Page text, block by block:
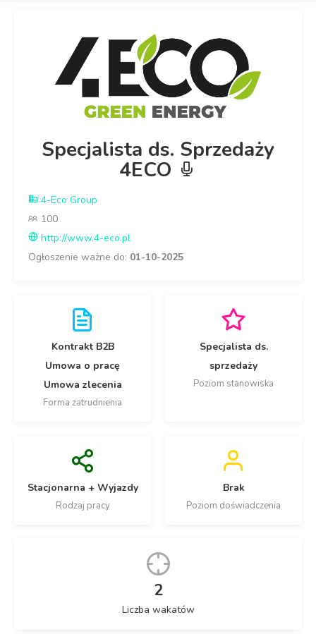
Specjalista ds. Sprzedaży
4ECO
4-Eco Group
100
http://www.4-eco.pl
Ogłoszenie ważne do: 01-10-2025
Kontrakt B2B
Umowa o pracę
Umowa zlecenia
Forma zatrudnienia
Specjalista ds.
sprzedaży
Poziom stanowiska
Stacjonarna + Wyjazdy
Rodzaj pracy
Brak
Poziom doświadczenia
2
Liczba wakatów